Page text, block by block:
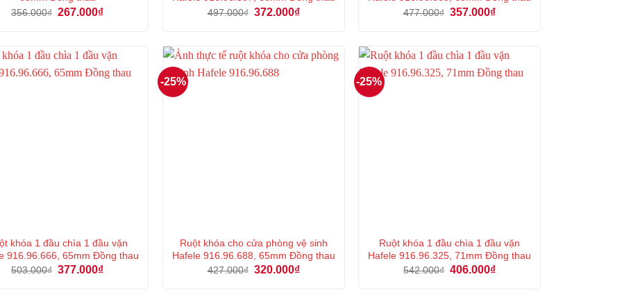
356.000₫ Giá
267.000₫Giá
267.000₫.
497.000₫ Giá
372.000₫Giá
372.000₫.
477.000₫ Giá
357.000₫Giá
357.000₫.
khóa 1 đầu chìa 1 đầu vặn
916.96.666, 65mm Đồng thau
503.000₫ Giá
377.000₫Giá
-25%
Ruột khóa cho cửa phòng vệ sinh
Hafele 916.96.688, 65mm Đồng thau
427.000₫ Giá
320.000₫Giá
-25%
Ruột khóa 1 đầu chìa 1 đầu vặn
Hafele 916.96.325, 71mm Đồng thau
542.000₫ Giá
406.000₫Giá